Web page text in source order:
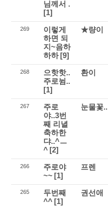
님께서 .
[1]
269
이렇게
하면 되
지~음하
하하[9]
★량이
268
으핫핫..
주로뉨..
[1]
환이
267
주로
야..3번
째 리녈
축하한
댜..^ㅡ
^ [2]
눈물꽃..
266
주로야
~~ [1]
프렌
265
두번째
^^ [1]
권선애